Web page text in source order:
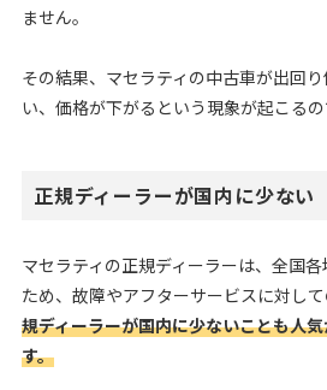
ません。
その結果、マセラティの中古車が出回
い、価格が下がるという現象が起こるの
正規ディーラーが国内に少ない
マセラティの正規ディーラーは、全国
ため、故障やアフターサービスに対して
規ディーラーが国内に少ないことも人
す。